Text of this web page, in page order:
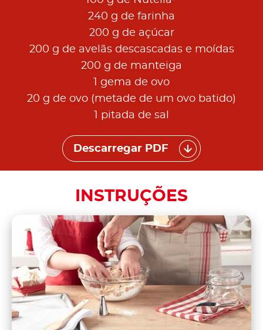
240 g de farinha
200 g de açúcar
200 g de avelãs descascadas e moídas
200 g de manteiga
1 gema de ovo
20 g de ovo (metade de um ovo batido)
1 pitada de sal
Descarregar PDF
INSTRUÇÕES